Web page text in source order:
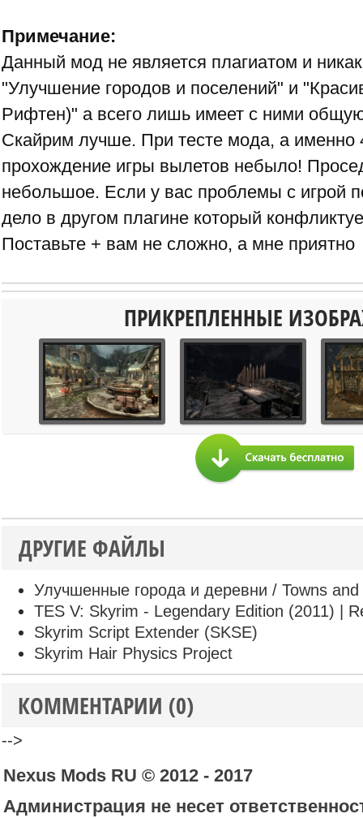
Примечание:
Данный мод не является плагиатом и
"Улучшение городов и поселений" и
Рифтен)" а всего лишь имеет с ними
Скайрим лучше. При тесте мода, а именно
прохождение игры вылетов небыло!
небольшое. Если у вас проблемы с игрой
дело в другом плагине который
Поставьте + вам не сложно, а мне приятно
ПРИКРЕПЛЕННЫЕ
ДРУГИЕ ФАЙЛЫ
Улучшенные города и деревни / Towns
TES V: Skyrim - Legendary Edition (2011) |
Skyrim Script Extender (SKSE)
Skyrim Hair Physics Project
КОММЕНТАРИИ (0)
-->
Nexus Mods RU © 2012 - 2017
Администрация не несет